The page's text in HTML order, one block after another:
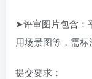
➤评审图片包含：
用场景图等，需标
提交要求：